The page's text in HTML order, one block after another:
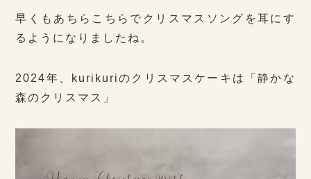
早くもあちらこちらでクリスマスソングを耳にす
るようになりましたね。
2024年、kurikuriのクリスマスケーキは「静かな
森のクリスマス」